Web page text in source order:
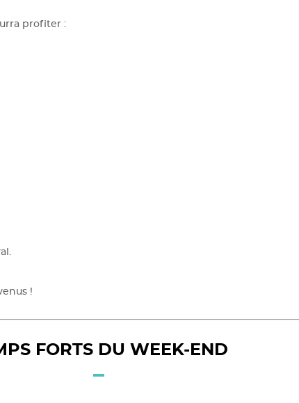
profiter :
!
FORTS DU WEEK-END